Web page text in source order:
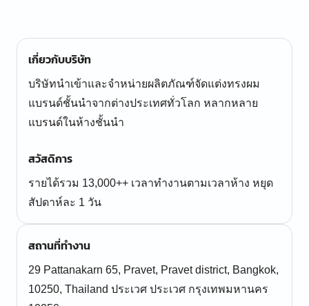
เกี่ยวกับบริษัท
บริษัทนำเข้าและจำหน่ายผลิตภัณฑ์จัดแต่งทรงผม
แบรนด์ชั้นนำจากต่างประเทศทั่วโลก หลากหลาย
แบรนด์ในห้างชั้นนำ
สวัสดิการ
รายได้รวม 13,000++ เวลาทำงานตามเวลาห้าง หยุด
สัปดาห์ละ 1 วัน
สถานที่ทำงาน
29 Pattanakarn 65, Pravet, Pravet district, Bangkok,
10250, Thailand ประเวศ ประเวศ กรุงเทพมหานคร